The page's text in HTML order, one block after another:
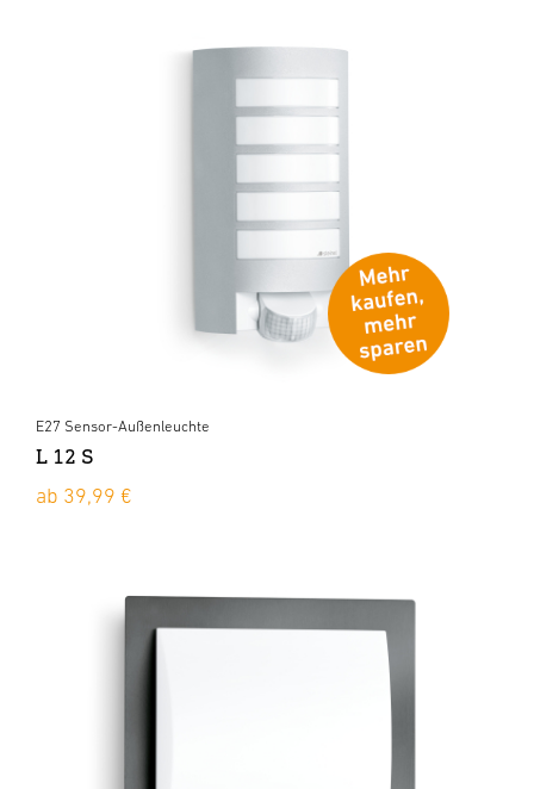
E27 Sensor-Außenleuchte
L 12 S
ab 39,99 €